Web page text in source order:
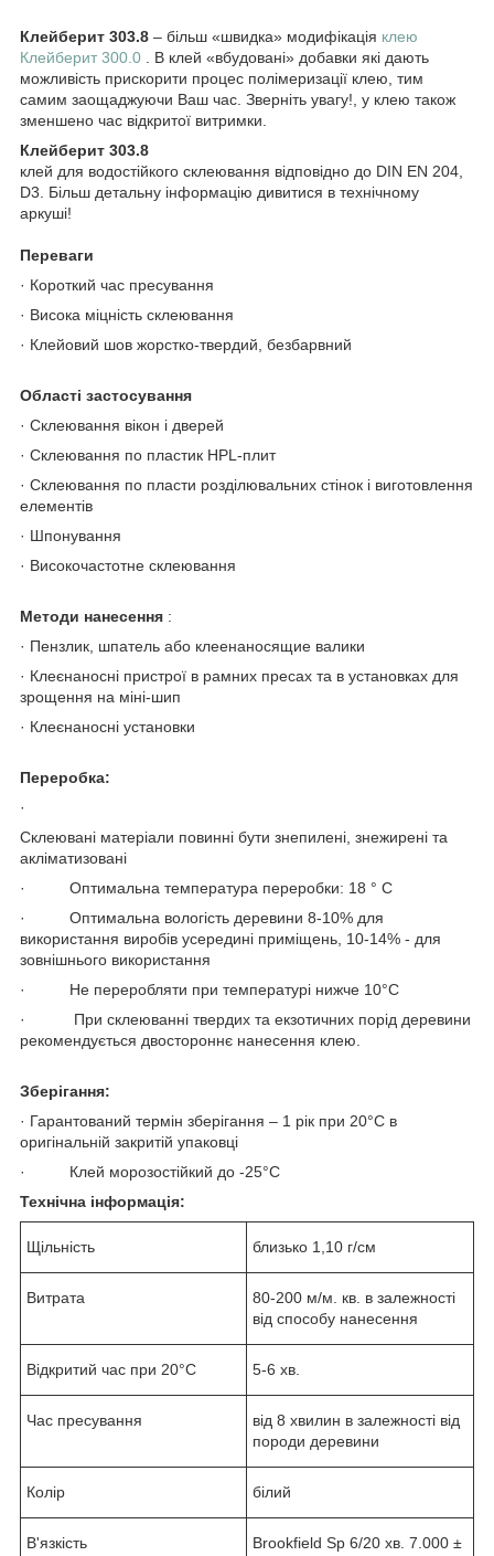
Клейберит 303.8 – більш «швидка» модифікація клею
Клейберит 300.0 . В клей «вбудовані» добавки які дають
можливість прискорити процес полімеризації клею, тим
самим заощаджуючи Ваш час. Зверніть увагу!, у клею також
зменшено час відкритої витримки.
Клейберит 303.8
клей для водостійкого склеювання відповідно до DIN EN 204,
D3. Більш детальну інформацію дивитися в технічному
аркуші!
Переваги
· Короткий час пресування
· Висока міцність склеювання
· Клейовий шов жорстко-твердий, безбарвний
Області застосування
· Склеювання вікон і дверей
· Склеювання по пластик HPL-плит
· Склеювання по пласти розділювальних стінок і виготовлення
елементів
· Шпонування
· Високочастотне склеювання
Методи нанесення :
· Пензлик, шпатель або клеенаносящие валики
· Клеєнаносні пристрої в рамних пресах та в установках для
зрощення на міні-шип
· Клеєнаносні установки
Переробка:
·
Склеювані матеріали повинні бути знепилені, знежирені та
акліматизовані
· Оптимальна температура переробки: 18 ° C
· Оптимальна вологість деревини 8-10% для
використання виробів усередині приміщень, 10-14% - для
зовнішнього використання
· Не переробляти при температурі нижче 10°С
· При склеюванні твердих та екзотичних порід деревини
рекомендується двостороннє нанесення клею.
Зберігання:
· Гарантований термін зберігання – 1 рік при 20°С в
оригінальній закритій упаковці
· Клей морозостійкий до -25°С
Технічна інформація:
Щільність близько 1,10 г/см
Витрата
80-200 м/м. кв. в залежності
від способу нанесення
Відкритий час при 20°С 5-6 хв.
Час пресування
від 8 хвилин в залежності від
породи деревини
Колір білий
В'язкість
Brookfield Sp 6/20 хв. 7.000 ±